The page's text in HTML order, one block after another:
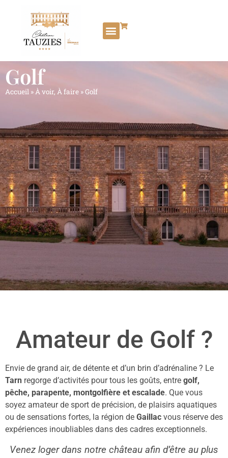
Golf
Accueil »À voir, À faire »Golf
Amateur de Golf ?
Envie de grand air, de détente et d’un brin d’adrénaline ? Le
Tarn regorge d’activités pour tous les goûts, entre golf,
pêche, parapente, montgolfière et escalade. Que vous
soyez amateur de sport de précision, de plaisirs aquatiques
ou de sensations fortes, la région de Gaillac vous réserve des
expériences inoubliables dans des cadres exceptionnels.
Venez loger dans notre château afin d’être au plus